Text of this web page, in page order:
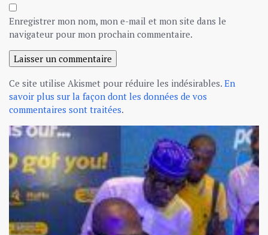
Enregistrer mon nom, mon e-mail et mon site dans le
navigateur pour mon prochain commentaire.
Ce site utilise Akismet pour réduire les indésirables. En
savoir plus sur la façon dont les données de vos
commentaires sont traitées.